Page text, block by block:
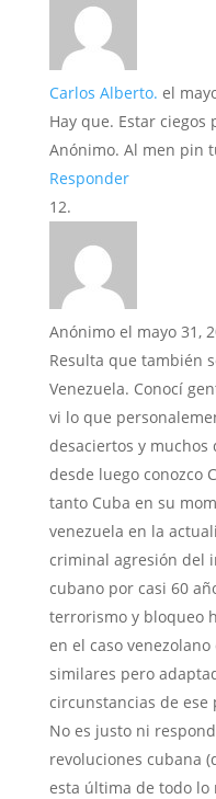
Carlos Alberto. el
Hay que. Estar ciegos
Anónimo. Al men pin
Responder
Anónimo el mayo 31,
Resulta que también
Venezuela. Conocí
vi lo que
desaciertos y muchos
desde luego conozco
tanto Cuba en su
venezuela en la
criminal agresión del
cubano por casi 60
terrorismo y bloqueo
en el caso
similares pero
circunstancias de ese
No es justo ni
revoluciones cubana
esta última de todo lo